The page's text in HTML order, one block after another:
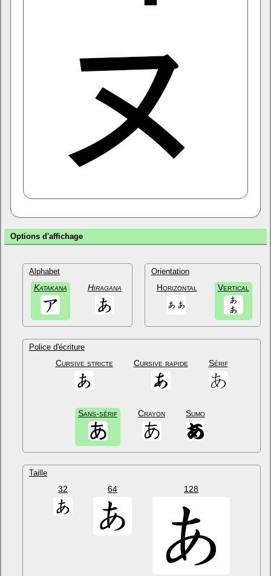
Options d'affichage
Alphabet
Katakana Hiragana
Orientation
Horizontal Vertical
Police d'écriture
Cursive stricte Cursive rapide Sérif
Sans-sérif Crayon Sumo
Taille
32 64 128